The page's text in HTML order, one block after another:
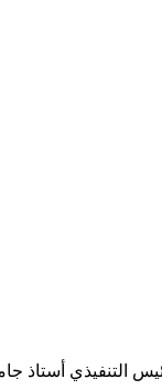
التنفيذي أستاذ